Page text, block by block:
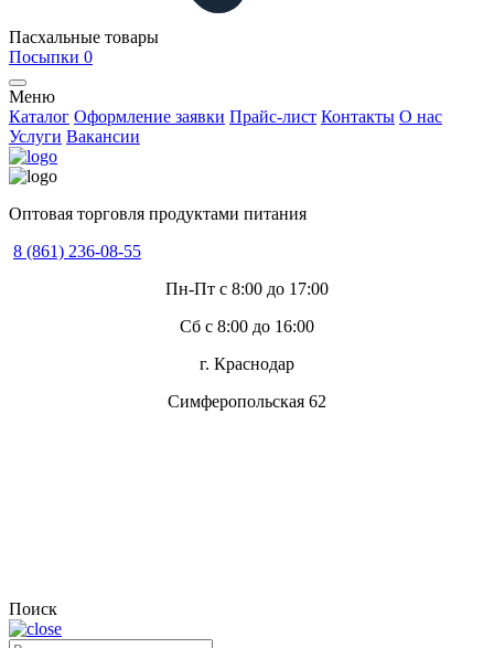
Пасхальные товары
Посыпки 0
Меню
Каталог Оформление заявки Прайс-лист Контакты О нас
Услуги Вакансии
Оптовая торговля продуктами питания
8 (861) 236-08-55
Пн-Пт с 8:00 до 17:00
Сб с 8:00 до 16:00
г. Краснодар
Симферопольская 62
Поиск